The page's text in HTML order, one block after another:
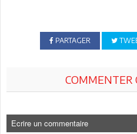
PARTAGER
COMMENTER
Ecrire un commentaire